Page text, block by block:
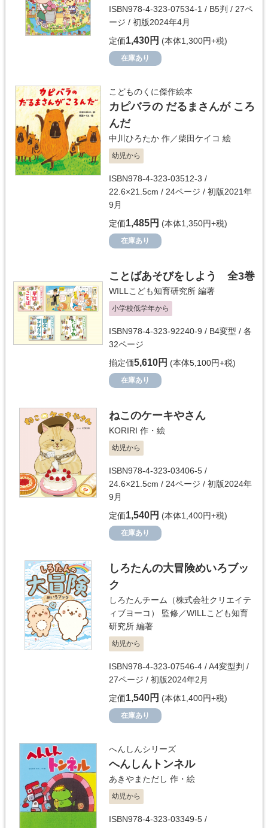
ISBN978-4-323-07534-1 / B5判 / 27ペ
ージ / 初版2024年4月
定価1,430円 (本体1,300円+税)
在庫あり
こどものくに傑作絵本
カピバラの だるまさんが ころ
んだ
中川ひろたか 作／柴田ケイコ 絵
幼児から
ISBN978-4-323-03512-3 /
22.6×21.5cm / 24ページ / 初版2021年
9月
定価1,485円 (本体1,350円+税)
在庫あり
ことばあそびをしよう 全3巻
WILLこども知育研究所 編著
小学校低学年から
ISBN978-4-323-92240-9 / B4変型 / 各
32ページ
揃定価5,610円 (本体5,100円+税)
在庫あり
ねこのケーキやさん
KORIRI 作・絵
幼児から
ISBN978-4-323-03406-5 /
24.6×21.5cm / 24ページ / 初版2024年
9月
定価1,540円 (本体1,400円+税)
在庫あり
しろたんの大冒険めいろブッ
ク
しろたんチーム（株式会社クリエイテ
ィブヨーコ）
監修／WILLこども知育
研究所 編著
幼児から
ISBN978-4-323-07546-4 / A4変型判 /
27ページ / 初版2024年2月
定価1,540円 (本体1,400円+税)
在庫あり
へんしんシリーズ
へんしんトンネル
あきやまただし 作・絵
幼児から
ISBN978-4-323-03349-5 /